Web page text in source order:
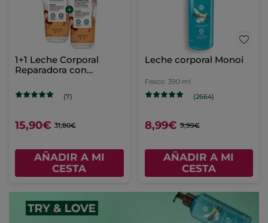
1+1 Leche Corporal
Reparadora con
caléndula
(7)
15,90€ 31,80€
AÑADIR A MI
CESTA
Leche corporal Monoi
Frasco 390 ml
(2664)
8,99€ 9,99€
AÑADIR A MI
CESTA